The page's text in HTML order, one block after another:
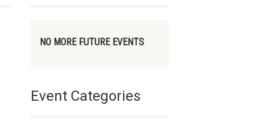
NO MORE FUTURE EVENTS
Event Categories